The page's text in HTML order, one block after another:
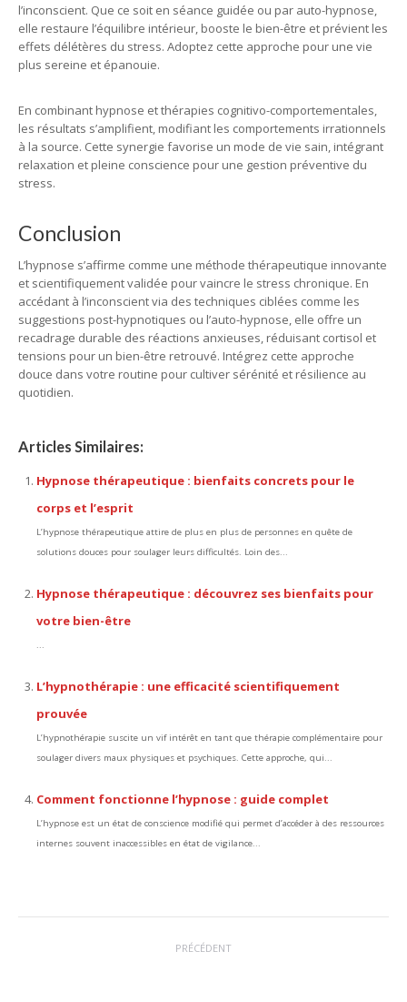
l’inconscient. Que ce soit en séance guidée ou par auto-hypnose,
elle restaure l’équilibre intérieur, booste le bien-être et prévient les
effets délétères du stress. Adoptez cette approche pour une vie
plus sereine et épanouie.
En combinant hypnose et thérapies cognitivo-comportementales,
les résultats s’amplifient, modifiant les comportements irrationnels
à la source. Cette synergie favorise un mode de vie sain, intégrant
relaxation et pleine conscience pour une gestion préventive du
stress.
Conclusion
L’hypnose s’affirme comme une méthode thérapeutique innovante
et scientifiquement validée pour vaincre le stress chronique. En
accédant à l’inconscient via des techniques ciblées comme les
suggestions post-hypnotiques ou l’auto-hypnose, elle offre un
recadrage durable des réactions anxieuses, réduisant cortisol et
tensions pour un bien-être retrouvé. Intégrez cette approche
douce dans votre routine pour cultiver sérénité et résilience au
quotidien.
Articles Similaires:
Hypnose thérapeutique : bienfaits concrets pour le
corps et l’esprit
L’hypnose thérapeutique attire de plus en plus de personnes en quête de
solutions douces pour soulager leurs difficultés. Loin des...
Hypnose thérapeutique : découvrez ses bienfaits pour
votre bien-être
...
L’hypnothérapie : une efficacité scientifiquement
prouvée
L’hypnothérapie suscite un vif intérêt en tant que thérapie complémentaire pour
soulager divers maux physiques et psychiques. Cette approche, qui...
Comment fonctionne l’hypnose : guide complet
L’hypnose est un état de conscience modifié qui permet d’accéder à des ressources
internes souvent inaccessibles en état de vigilance...
PRÉCÉDENT